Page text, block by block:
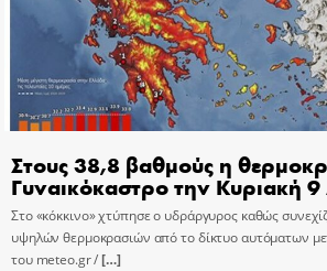
Στους 38,8 βαθμούς η
Γυναικόκαστρο την Κυριακή
Στο «κόκκινο» χτύπησε ο υδράργυρος καθώς
υψηλών θερμοκρασιών από το δίκτυο αυτόματων
του meteo.gr /[…]